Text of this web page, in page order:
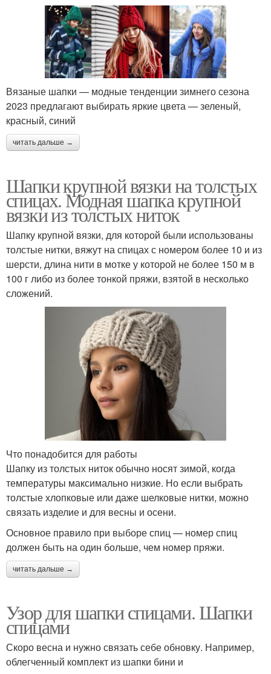
Вязаные шапки — модные тенденции зимнего сезона
2023 предлагают выбирать яркие цвета — зеленый,
красный, синий
читать дальше →
Шапки крупной вязки на толстых
спицах. Модная шапка крупной
вязки из толстых ниток
Шапку крупной вязки, для которой были использованы
толстые нитки, вяжут на спицах с номером более 10 и из
шерсти, длина нити в мотке у которой не более 150 м в
100 г либо из более тонкой пряжи, взятой в несколько
сложений.
Что понадобится для работы
Шапку из толстых ниток обычно носят зимой, когда
температуры максимально низкие. Но если выбрать
толстые хлопковые или даже шелковые нитки, можно
связать изделие и для весны и осени.
Основное правило при выборе спиц — номер спиц
должен быть на один больше, чем номер пряжи.
читать дальше →
Узор для шапки спицами. Шапки
спицами
Скоро весна и нужно связать себе обновку. Например,
облегченный комплект из шапки бини и